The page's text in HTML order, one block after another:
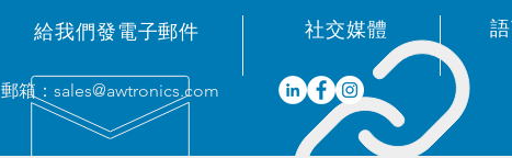
給我們發電子郵件
郵箱： sales@awtronics.com
​社交媒體 語